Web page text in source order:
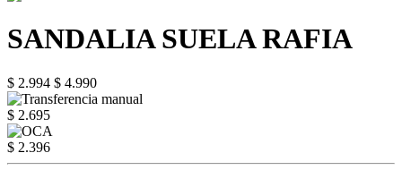
SANDALIA SUELA RAFIA
$ 2.994 $ 4.990
$ 2.695
$ 2.396